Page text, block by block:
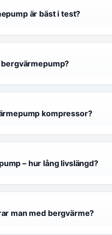
är bäst i test?
kompressor?
– hur lång livslängd?
man med bergvärme?